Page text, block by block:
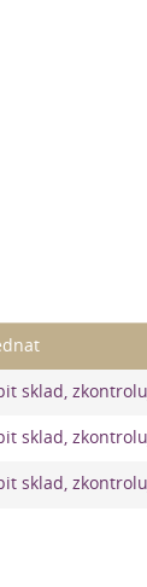
sklad,
sklad,
sklad,